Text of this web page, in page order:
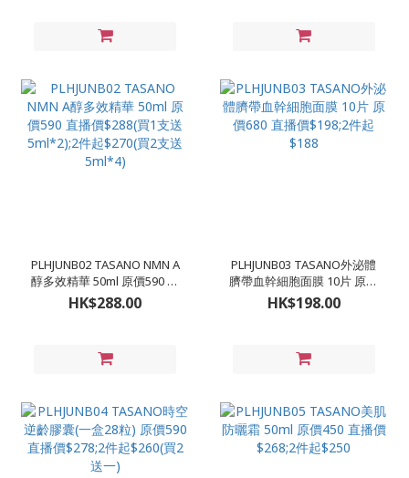
PLHJUNB02 TASANO NMN A
醇多效精華 50ml 原價590 直
播價$288(買1支送5ml*2);2
件起$270(買2支送5ml*4)
HK$288.00
PLHJUNB03 TASANO外泌體
臍帶血幹細胞面膜 10片 原價
680 直播價$198;2件起$188
HK$198.00